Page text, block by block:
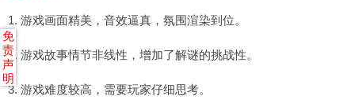
1. 游戏画面精美，音效逼真，氛围渲染到位。
2. 游戏故事情节非线性，增加了解谜的挑战性。
3. 游戏难度较高，需要玩家仔细思考。
免
责
声
明